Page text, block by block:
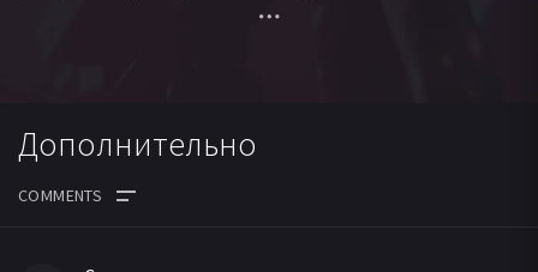
об изнасиловании. В преступлении она обвиняет своих
Под огнем общественного осуждения оказываются
Анна.
Дополнительно